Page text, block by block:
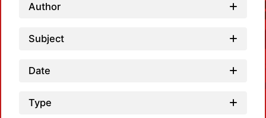
Author
Subject
Date
Type